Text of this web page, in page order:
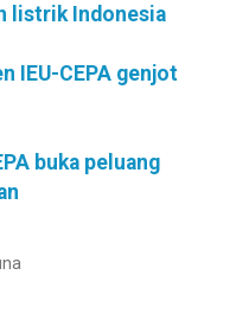
listrik Indonesia
IEU-CEPA genjot
buka peluang